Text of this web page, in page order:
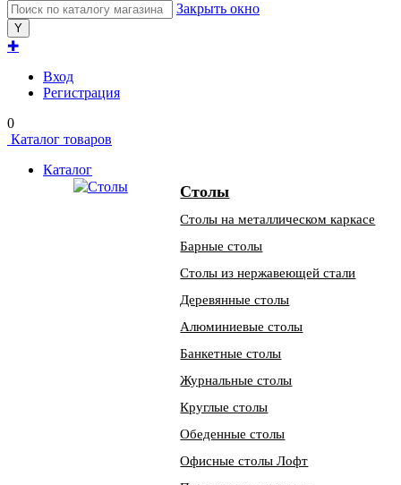
Закрыть окно
✚
Вход
Регистрация
0
Каталог товаров
Каталог
Столы
Столы на металлическом каркасе
Барные столы
Столы из нержавеющей стали
Деревянные столы
Алюминиевые столы
Банкетные столы
Журнальные столы
Круглые столы
Обеденные столы
Офисные столы Лофт